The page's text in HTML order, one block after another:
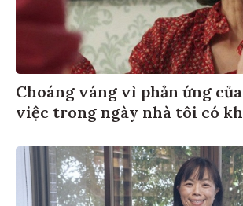
Choáng váng vì phản ứng
việc trong ngày nhà tôi có